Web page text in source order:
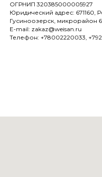
ОГРНИП 320385000005927
Юридический адрес: 671160,
Гусиноозерск, микрорайон 6,
E-mail: zakaz@weisan.ru
Телефон: +78002220033,